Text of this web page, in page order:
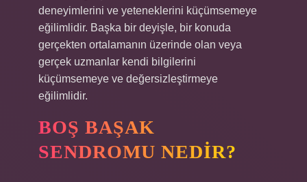
deneyimlerini ve yeteneklerini küçümsemeye
eğilimlidir. Başka bir deyişle, bir konuda
gerçekten ortalamanın üzerinde olan veya
gerçek uzmanlar kendi bilgilerini
küçümsemeye ve değersizleştirmeye
eğilimlidir.
BOŞ BAŞAK
SENDROMU NEDIR?